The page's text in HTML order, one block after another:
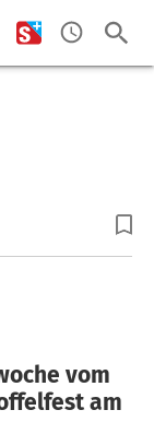
vom
am